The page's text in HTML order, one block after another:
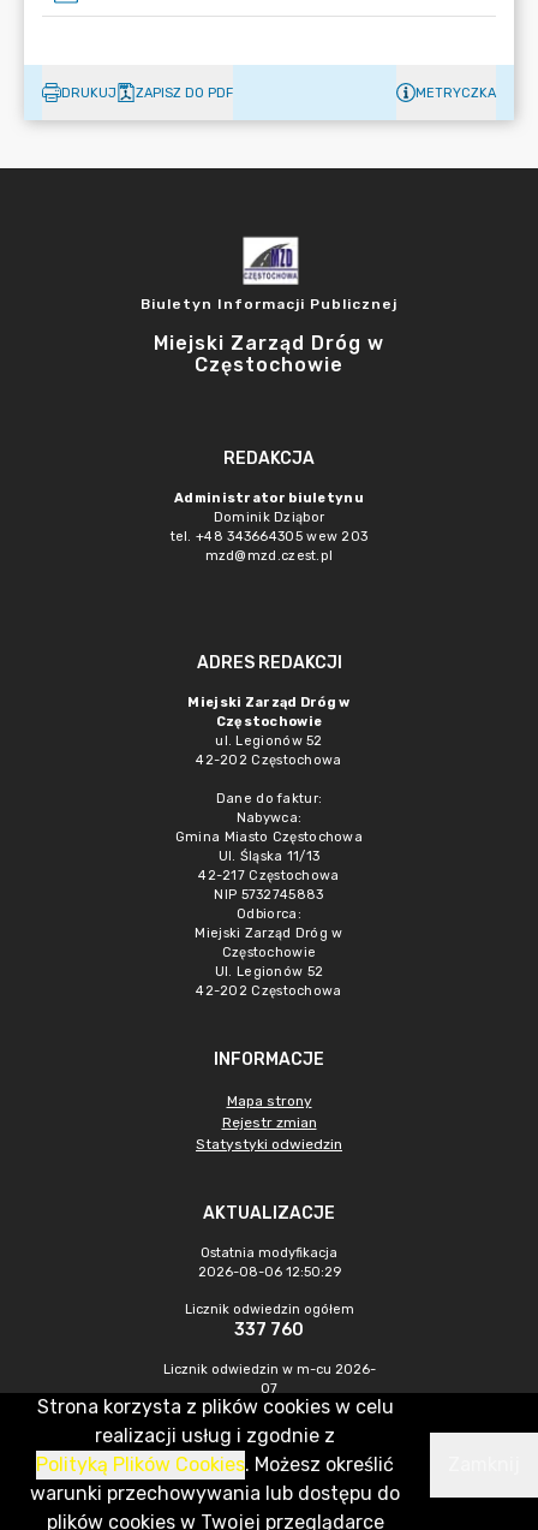
DRUKUJ ZAPISZ DO PDF METRYCZKA
Biuletyn Informacji Publicznej
Miejski Zarząd Dróg w
Częstochowie
REDAKCJA
Administrator biuletynu
Dominik Dziąbor
tel. +48 343664305 wew 203
mzd@mzd.czest.pl
ADRES REDAKCJI
Miejski Zarząd Dróg w
Częstochowie
ul. Legionów 52
42-202 Częstochowa
Dane do faktur:
Nabywca:
Gmina Miasto Częstochowa
Ul. Śląska 11/13
42-217 Częstochowa
NIP 5732745883
Odbiorca:
Miejski Zarząd Dróg w
Częstochowie
Ul. Legionów 52
42-202 Częstochowa
INFORMACJE
Mapa strony
Rejestr zmian
Statystyki odwiedzin
AKTUALIZACJE
Ostatnia modyfikacja
2026-08-06 12:50:29
Licznik odwiedzin ogółem
337 760
Licznik odwiedzin w m-cu 2026-
07
212
CMS & Hosting: Nefeni Sp. z o.o.
Strona korzysta z plików cookies w celu
realizacji usług i zgodnie z
Polityką Plików Cookies. Możesz określić
warunki przechowywania lub dostępu do
plików cookies w Twojej przeglądarce